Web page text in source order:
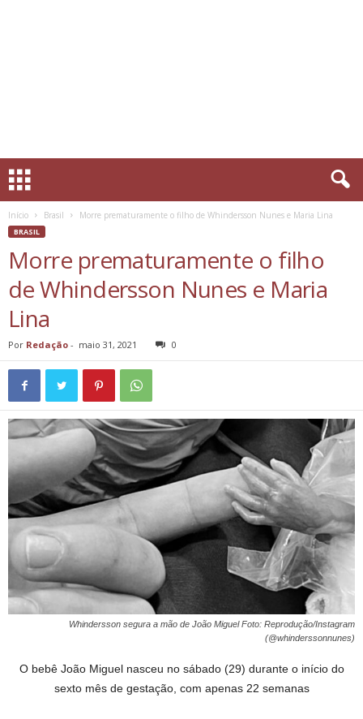
Início Brasil Morre prematuramente o filho de Whindersson Nunes e Maria Lina
BRASIL
Morre prematuramente o filho
de Whindersson Nunes e Maria
Lina
Por Redação - maio 31, 2021 0
Whindersson segura a mão de João Miguel Foto: Reprodução/Instagram
(@whinderssonnunes)
O bebê João Miguel nasceu no sábado (29) durante o início do
sexto mês de gestação, com apenas 22 semanas